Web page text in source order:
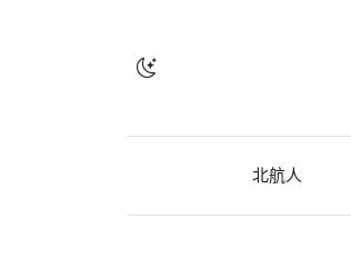
北航人